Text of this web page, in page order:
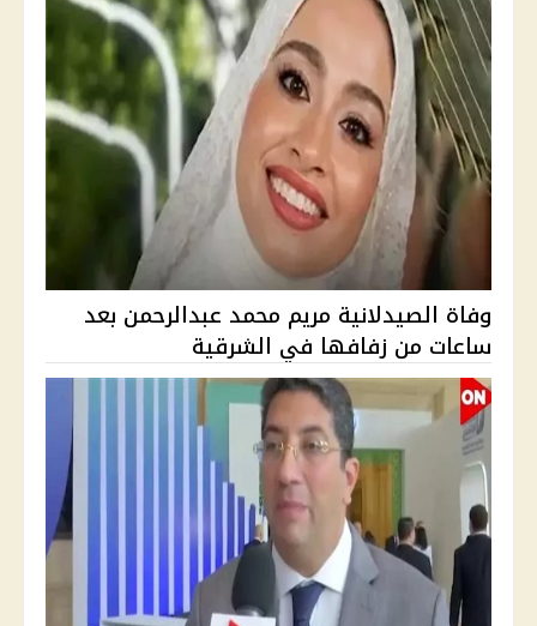
وفاة الصيدلانية مريم محمد عبدالرحمن بعد
ساعات من زفافها في الشرقية